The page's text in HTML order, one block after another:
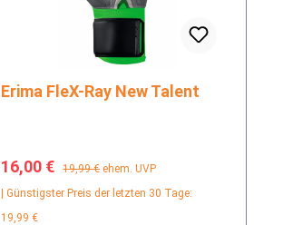
Erima FleX-Ray New Talent
Verkaufspreis:
16,00 € Regulärer Preis:
19,99 € ehem. UVP
| Günstigster Preis der letzten 30 Tage:
19,99 €